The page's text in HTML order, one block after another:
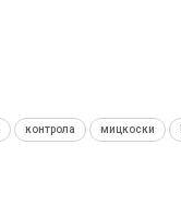
контрола мицкоски